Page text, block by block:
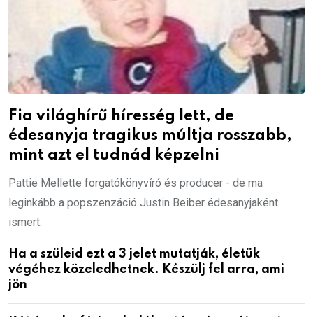
Fia világhírű híresség lett, de
édesanyja tragikus múltja rosszabb,
mint azt el tudnád képzelni
Pattie Mellette forgatókönyvíró és producer - de ma
leginkább a popszenzáció Justin Beiber édesanyjaként
ismert.
Ha a szüleid ezt a 3 jelet mutatják, életük
végéhez közeledhetnek. Készülj fel arra, ami
jön